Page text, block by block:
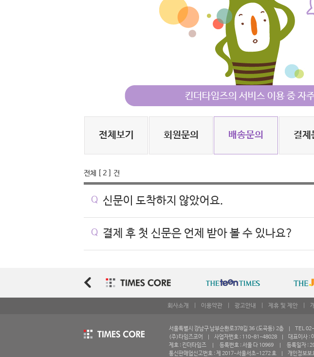
전체보기 회원문의 배송문의 결제
전체 [ 2 ] 건
Q 신문이 도착하지 않았어요.
Q 결제 후 첫 신문은 언제 받아 볼 수 있나요?
회사소개 이용약관 광고안내 제휴 및 제안
서울특별시 강남구 남부순환로378길 36 (도곡동) 2층 |
(주)타임즈코어 | 사업자번호 : 110-81-48028 | 대표이사 :
제호 : 킨더타임즈 | 등록번호 : 서울 다 10969 | 등록일자
통신판매업신고번호 : 제 2017-서울서초-1272 호 | 개인정보보